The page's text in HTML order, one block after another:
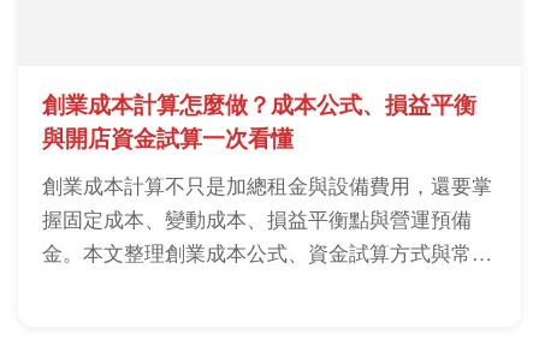
創業成本計算怎麼做？成本公式、損益平衡
與開店資金試算一次看懂
創業成本計算不只是加總租金與設備費用，還要掌
握固定成本、變動成本、損益平衡點與營運預備
金。本文整理創業成本公式、資金試算方式與常見